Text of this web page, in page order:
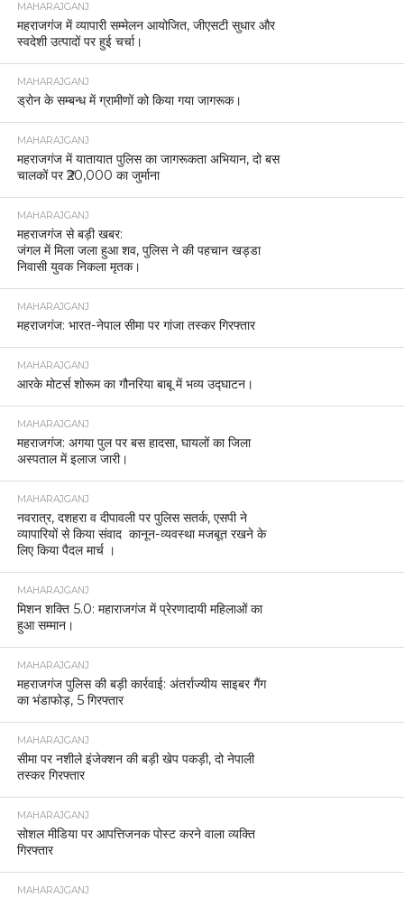
MAHARAJGANJ
महराजगंज में व्यापारी सम्मेलन आयोजित, जीएसटी सुधार और
स्वदेशी उत्पादों पर हुई चर्चा।
MAHARAJGANJ
ड्रोन के सम्बन्ध में ग्रामीणों को किया गया जागरूक।
MAHARAJGANJ
महराजगंज में यातायात पुलिस का जागरूकता अभियान, दो बस
चालकों पर ₹20,000 का जुर्माना
MAHARAJGANJ
महराजगंज से बड़ी खबर:
जंगल में मिला जला हुआ शव, पुलिस ने की पहचान खड्डा
निवासी युवक निकला मृतक।
MAHARAJGANJ
महराजगंज: भारत-नेपाल सीमा पर गांजा तस्कर गिरफ्तार
MAHARAJGANJ
आरके मोटर्स शोरूम का गौनरिया बाबू में भव्य उद्घाटन।
MAHARAJGANJ
महराजगंज: अगया पुल पर बस हादसा, घायलों का जिला
अस्पताल में इलाज जारी।
MAHARAJGANJ
नवरात्र, दशहरा व दीपावली पर पुलिस सतर्क, एसपी ने
व्यापारियों से किया संवाद कानून-व्यवस्था मजबूत रखने के
लिए किया पैदल मार्च ।
MAHARAJGANJ
मिशन शक्ति 5.0: महाराजगंज में प्रेरणादायी महिलाओं का
हुआ सम्मान।
MAHARAJGANJ
महराजगंज पुलिस की बड़ी कार्रवाई: अंतर्राज्यीय साइबर गैंग
का भंडाफोड़, 5 गिरफ्तार
MAHARAJGANJ
सीमा पर नशीले इंजेक्शन की बड़ी खेप पकड़ी, दो नेपाली
तस्कर गिरफ्तार
MAHARAJGANJ
सोशल मीडिया पर आपत्तिजनक पोस्ट करने वाला व्यक्ति
गिरफ्तार
MAHARAJGANJ